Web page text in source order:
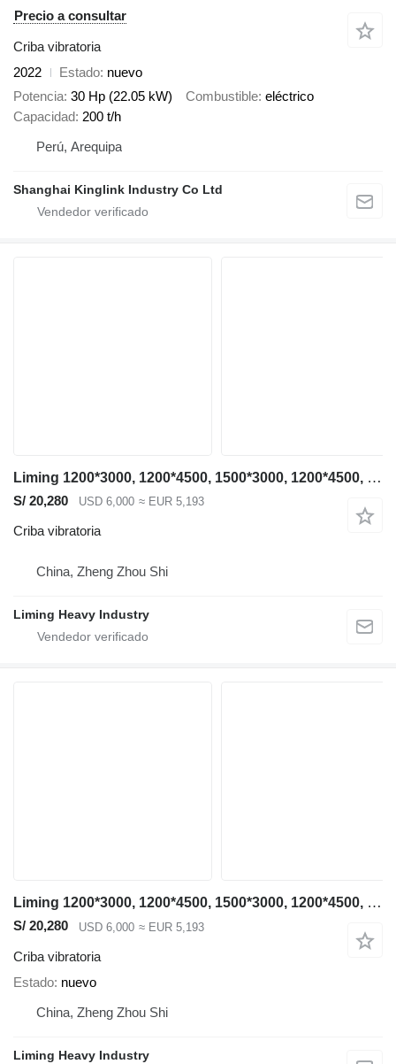
Precio a consultar
Criba vibratoria
2022
Estado nuevo
Potencia 30 Hp (22.05 kW) Combustible eléctrico
Capacidad 200 t/h
Perú, Arequipa
Shanghai Kinglink Industry Co Ltd
Liming 1200*3000, 1200*4500, 1500*3000, 1200*4500, 1500*3000, 1500*4500
S/ 20,280 USD 6,000 ≈ EUR 5,193
Criba vibratoria
China, Zheng Zhou Shi
Liming Heavy Industry
Liming 1200*3000, 1200*4500, 1500*3000, 1200*4500, 1500*3000, 1500*4500
S/ 20,280 USD 6,000 ≈ EUR 5,193
Criba vibratoria
Estado nuevo
China, Zheng Zhou Shi
Liming Heavy Industry